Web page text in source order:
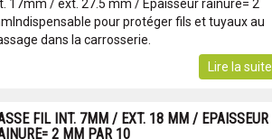
17mm / ext. 27.5 mm / Épaisseur rainure= 2
pour protéger fils et tuyaux au
dans la carrosserie.
Lire la suite
FIL INT. 7MM / EXT. 18 MM / EPAISSEUR
2 MM PAR 10